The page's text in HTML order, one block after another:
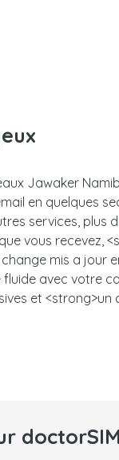
Jawaker
en quelques
services, plus
vous recevez,
mis a jour
avec votre
et
doctorSIM